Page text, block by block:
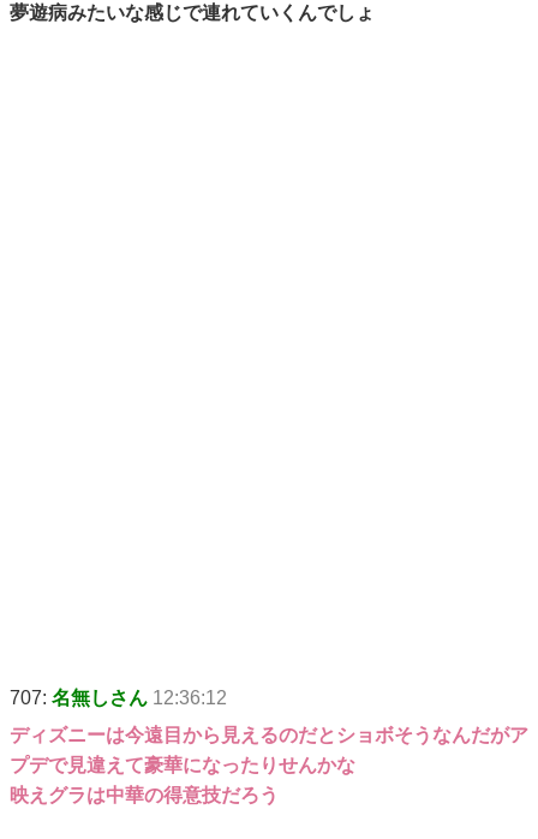
夢遊病みたいな感じで連れていくんでしょ
707: 名無しさん 12:36:12
ディズニーは今遠目から見えるのだとショボそうなんだがア
プデで見違えて豪華になったりせんかな
映えグラは中華の得意技だろう